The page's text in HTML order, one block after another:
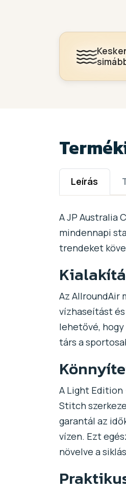
Leírás
A JP Australia
mindennapi
trendeket
Az AllroundAir
vízhaseítást
lehetővé,
társ a
A Light
Stitch
garantál az
vízen. Ezt
növelve a